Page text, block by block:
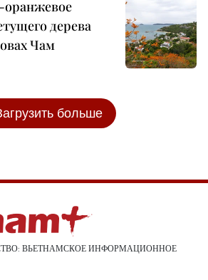
дерева
Чам
больше
ВЬЕТНАМСКОЕ ИНФОРМАЦИОННОЕ